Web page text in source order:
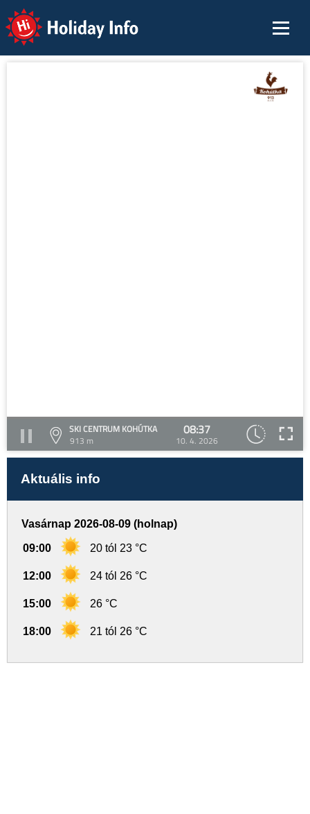
Holiday Info
SKI CENTRUM KOHÚTKA
913 m
08:37
10. 4. 2026
Aktuális info
Vasárnap 2026-08-09 (holnap)
09:00 20 tól 23 °C
12:00 24 tól 26 °C
15:00 26 °C
18:00 21 tól 26 °C